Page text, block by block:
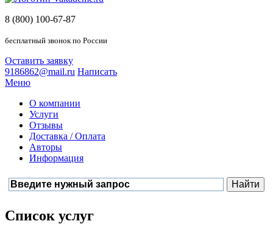
8 (800) 100-67-87
бесплатный звонок по России
Оставить заявку
9186862@mail.ru Написать
Меню
О компании
Услуги
Отзывы
Доставка / Оплата
Авторы
Информация
Список услуг